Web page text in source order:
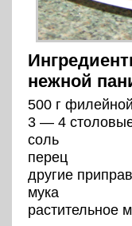
нежной
500 г
3 — 4
соль
перец
другие
мука
растительное